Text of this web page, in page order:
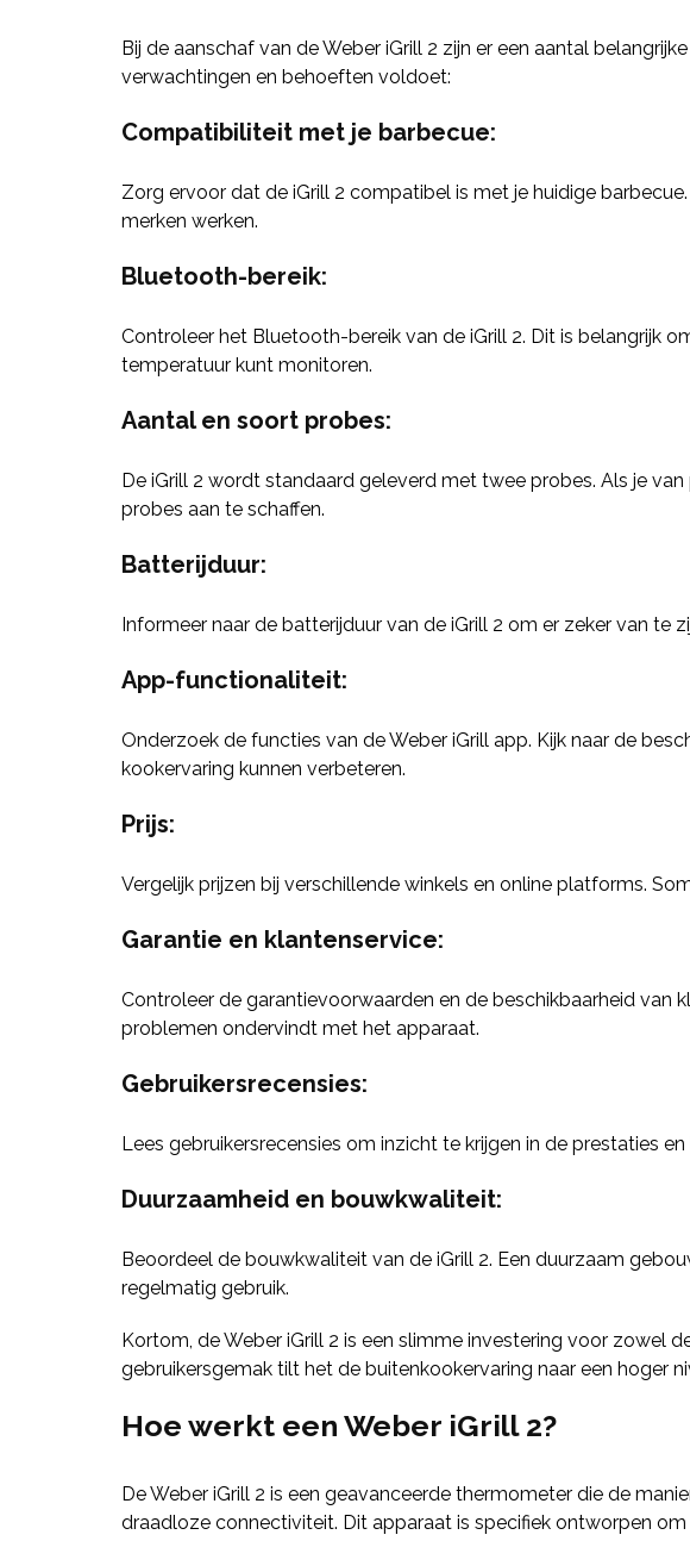
Bij de aanschaf van de Weber iGrill 2 zijn er een aantal
verwachtingen en behoeften voldoet:
Compatibiliteit met je barbecue:
Zorg ervoor dat de iGrill 2 compatibel is met je huidige
merken werken.
Bluetooth-bereik:
Controleer het Bluetooth-bereik van de iGrill 2. Dit is belangrijk
temperatuur kunt monitoren.
Aantal en soort probes:
De iGrill 2 wordt standaard geleverd met twee probes. Als je
probes aan te schaffen.
Batterijduur:
Informeer naar de batterijduur van de iGrill 2 om er zeker van
App-functionaliteit:
Onderzoek de functies van de Weber iGrill app. Kijk naar de
kookervaring kunnen verbeteren.
Prijs:
Vergelijk prijzen bij verschillende winkels en online platforms.
Garantie en klantenservice:
Controleer de garantievoorwaarden en de beschikbaarheid van
problemen ondervindt met het apparaat.
Gebruikersrecensies:
Lees gebruikersrecensies om inzicht te krijgen in de prestaties
Duurzaamheid en bouwkwaliteit:
Beoordeel de bouwkwaliteit van de iGrill 2. Een duurzaam
regelmatig gebruik.
Kortom, de Weber iGrill 2 is een slimme investering voor zowel
gebruikersgemak tilt het de buitenkookervaring naar een hoger
Hoe werkt een Weber iGrill 2?
De Weber iGrill 2 is een geavanceerde thermometer die de
draadloze connectiviteit. Dit apparaat is specifiek ontworpen